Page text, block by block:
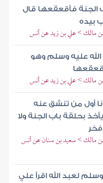
الجنة فأقعقعها قال
بيده
مالك > علي بن زيد عن أنس
الله عليه وسلم وهو
مالك > علي بن زيد عن أنس
أول من تنشق عنه
بحلقة باب الجنة ولا
فخر
مالك > سعيد بن سنان عن أنس
لعبد الله اقرأ علي